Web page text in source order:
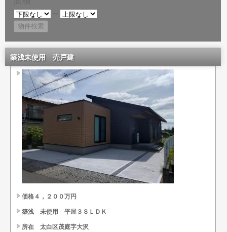
築浅未使用 売戸建
価格４，２００万円
築浅 未使用 平屋３ＳＬＤＫ
所在 太白区茂庭字大沢